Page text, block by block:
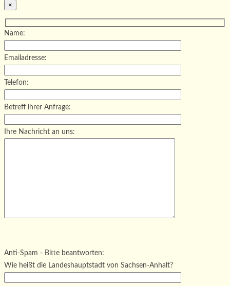
×
Name:
Emailadresse:
Telefon:
Betreff ihrer Anfrage:
Ihre Nachricht an uns:
Bitte lasse dieses Feld leer.
Anti-Spam - Bitte beantworten:
Wie heißt die Landeshauptstadt von Sachsen-Anhalt?